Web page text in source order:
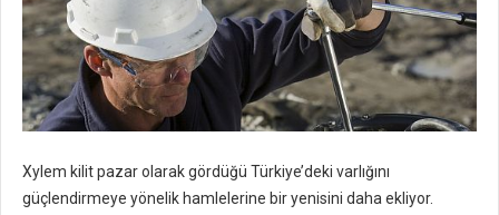
Xylem kilit pazar olarak gördüğü Türkiye’deki varlığını
güçlendirmeye yönelik hamlelerine bir yenisini daha ekliyor.